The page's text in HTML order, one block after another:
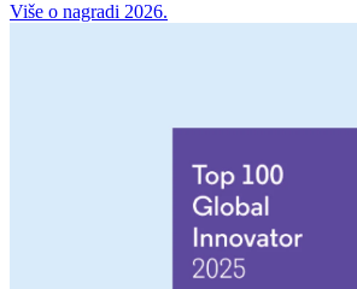
Više o nagradi 2026.